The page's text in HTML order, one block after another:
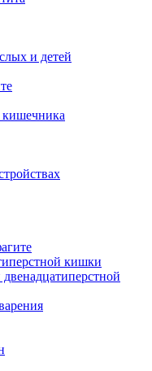
и детей
кишечника
кишки